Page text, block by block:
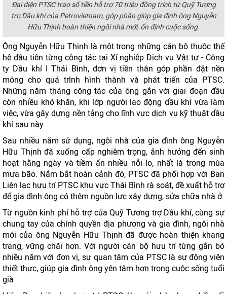
Đại diện PTSC trao số tiền hỗ trợ 70 triệu đồng trích từ Quỹ Tương
trợ Dầu khí của Petrovietnam, góp phần giúp gia đình ông Nguyễn
Hữu Thịnh hoàn thiện ngôi nhà mới, ổn định cuộc sống.
Ông Nguyễn Hữu Thịnh là một trong những cán bộ thuộc thế
hệ đầu tiên từng công tác tại Xí nghiệp Dịch vụ Vật tư - Công
ty Dầu khí I Thái Bình, đơn vị tiền thân góp phần đặt nền
móng cho quá trình hình thành và phát triển của PTSC.
Những năm tháng công tác của ông gắn với giai đoạn đầu
còn nhiều khó khăn, khi lớp người lao động dầu khí vừa làm
việc, vừa gây dựng nền tảng cho lĩnh vực dịch vụ kỹ thuật dầu
khí sau này.
Sau nhiều năm sử dụng, ngôi nhà của gia đình ông Nguyễn
Hữu Thịnh đã xuống cấp nghiêm trọng, ảnh hưởng đến sinh
hoạt hằng ngày và tiềm ẩn nhiều nỗi lo, nhất là trong mùa
mưa bão. Nắm bắt hoàn cảnh đó, PTSC đã phối hợp với Ban
Liên lạc hưu trí PTSC khu vực Thái Bình rà soát, đề xuất hỗ trợ
để gia đình ông có thêm nguồn lực xây dựng, sửa chữa nhà ở.
Từ nguồn kinh phí hỗ trợ của Quỹ Tương trợ Dầu khí, cùng sự
chung tay của chính quyền địa phương và gia đình, ngôi nhà
mới của ông Nguyễn Hữu Thịnh đã được hoàn thiện khang
trang, vững chãi hơn. Với người cán bộ hưu trí từng gắn bó
nhiều năm với đơn vị, sự quan tâm của PTSC là sự động viên
thiết thực, giúp gia đình ông yên tâm hơn trong cuộc sống tuổi
già.